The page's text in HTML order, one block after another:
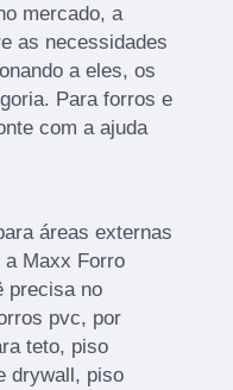
mercado, a
as necessidades
a eles, os
Para forros e
com a ajuda
áreas externas
a Maxx Forro
precisa no
pvc, por
teto, piso
drywall, piso